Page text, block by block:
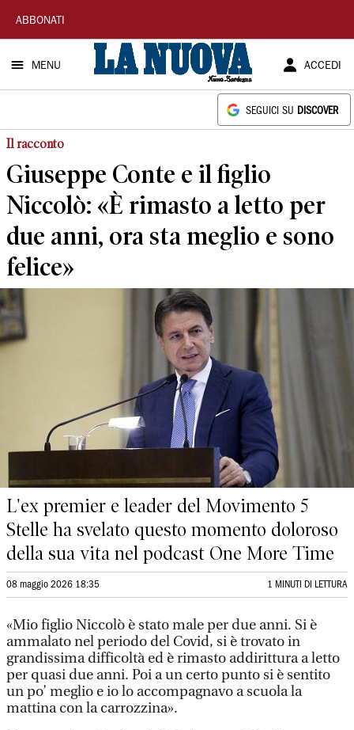
La
Nuova
Sardegna
ABBONATI
MENU ACCEDI
SEGUICI SU DISCOVER
Il racconto
Giuseppe Conte e il figlio
Niccolò: «È rimasto a letto per
due anni, ora sta meglio e sono
felice»
L'ex premier e leader del Movimento 5
Stelle ha svelato questo momento doloroso
della sua vita nel podcast One More Time
08 maggio 2026 18:35 1 MINUTI DI LETTURA
«Mio figlio Niccolò è stato male per due anni. Si è
ammalato nel periodo del Covid, si è trovato in
grandissima difficoltà ed è rimasto addirittura a letto
per quasi due anni. Poi a un certo punto si è sentito
un po’ meglio e io lo accompagnavo a scuola la
mattina con la carrozzina».